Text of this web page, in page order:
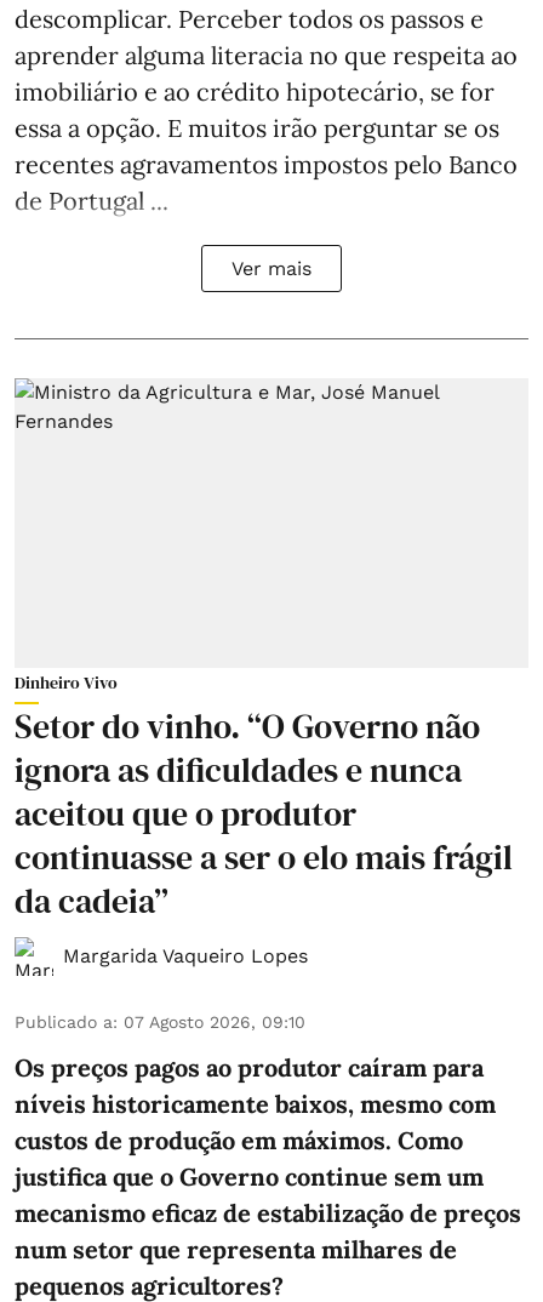
descomplicar. Perceber todos os passos e
aprender alguma literacia no que respeita ao
imobiliário e ao crédito hipotecário, se for
essa a opção. E muitos irão perguntar se os
recentes agravamentos impostos pelo Banco
de Portugal ...
Ver mais
Dinheiro Vivo
Setor do vinho. “O Governo não
ignora as dificuldades e nunca
aceitou que o produtor
continuasse a ser o elo mais frágil
da cadeia”
Margarida Vaqueiro Lopes
Publicado a: 07 Agosto 2026, 09:10
Os preços pagos ao produtor caíram para
níveis historicamente baixos, mesmo com
custos de produção em máximos. Como
justifica que o Governo continue sem um
mecanismo eficaz de estabilização de preços
num setor que representa milhares de
pequenos agricultores?